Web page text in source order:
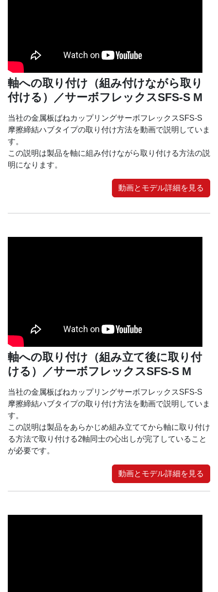
軸への取り付け（組み付けながら取り
付ける）／サーボフレックスSFS-S M
当社の金属板ばねカップリングサーボフレックスSFS-S
摩擦締結ハブタイプの取り付け方法を動画で説明していま
す。
この説明は製品を軸に組み付けながら取り付ける方法の説
明になります。
動画とモデル詳細を見る
軸への取り付け（組み立て後に取り付
ける）／サーボフレックスSFS-S M
当社の金属板ばねカップリングサーボフレックスSFS-S
摩擦締結ハブタイプの取り付け方法を動画で説明していま
す。
この説明は製品をあらかじめ組み立ててから軸に取り付け
る方法で取り付ける2軸同士の心出しが完了していること
が必要です。
動画とモデル詳細を見る